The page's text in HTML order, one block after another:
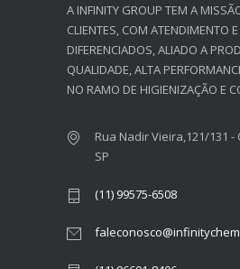
A INFINITY GROUP TEM A
CLIENTES, COM ATENDIMENTO
DIFERENCIADOS, ALIADO A
QUALIDADE, ALTA
NO RAMO DE HIGIENIZAÇÃO E
Rua Nadir Vieira,121/131 -
SP
(11) 99575-6508